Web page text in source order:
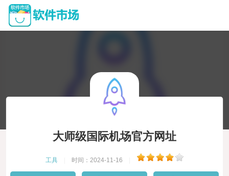
大师级国际机场官方网址
工具 时间：2024-11-16